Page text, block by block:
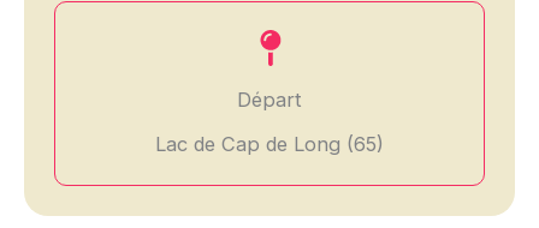
Départ
Lac de Cap de Long (65)